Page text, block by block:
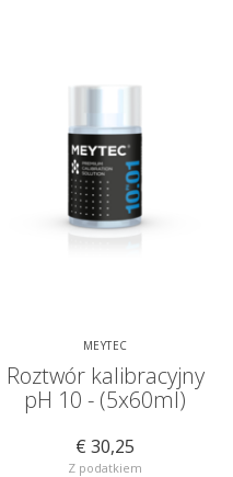
MEYTEC
Roztwór kalibracyjny
pH 10 - (5x60ml)
€ 30,25
Z podatkiem